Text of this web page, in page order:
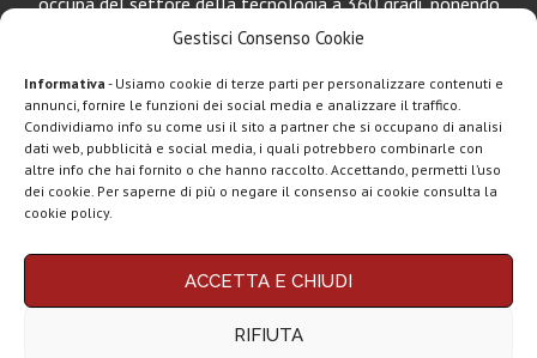
Gestisci Consenso Cookie
Informativa - Usiamo cookie di terze parti per personalizzare contenuti e
annunci, fornire le funzioni dei social media e analizzare il traffico.
Condividiamo info su come usi il sito a partner che si occupano di analisi
dati web, pubblicità e social media, i quali potrebbero combinarle con
altre info che hai fornito o che hanno raccolto. Accettando, permetti l’uso
dei cookie. Per saperne di più o negare il consenso ai cookie consulta la
cookie policy.
ACCETTA E CHIUDI
RIFIUTA
una particolare attenzione al mondo Android, Apple e
Chi siamo Contatti Disclaimer Privacy policy
Questo blog non rappresenta una testata giornalistica in quanto viene aggiornato
LEGGI ANCHE